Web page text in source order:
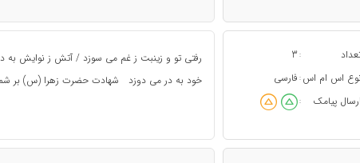
:
3
نوع اس ام اس : فارسی
ارسال پیامک
:
رفتی تو و زینبت ز غم می سوزد / آتش ز نوایش به
خود به در می دوزد شهادت حضرت زهرا (س) بر